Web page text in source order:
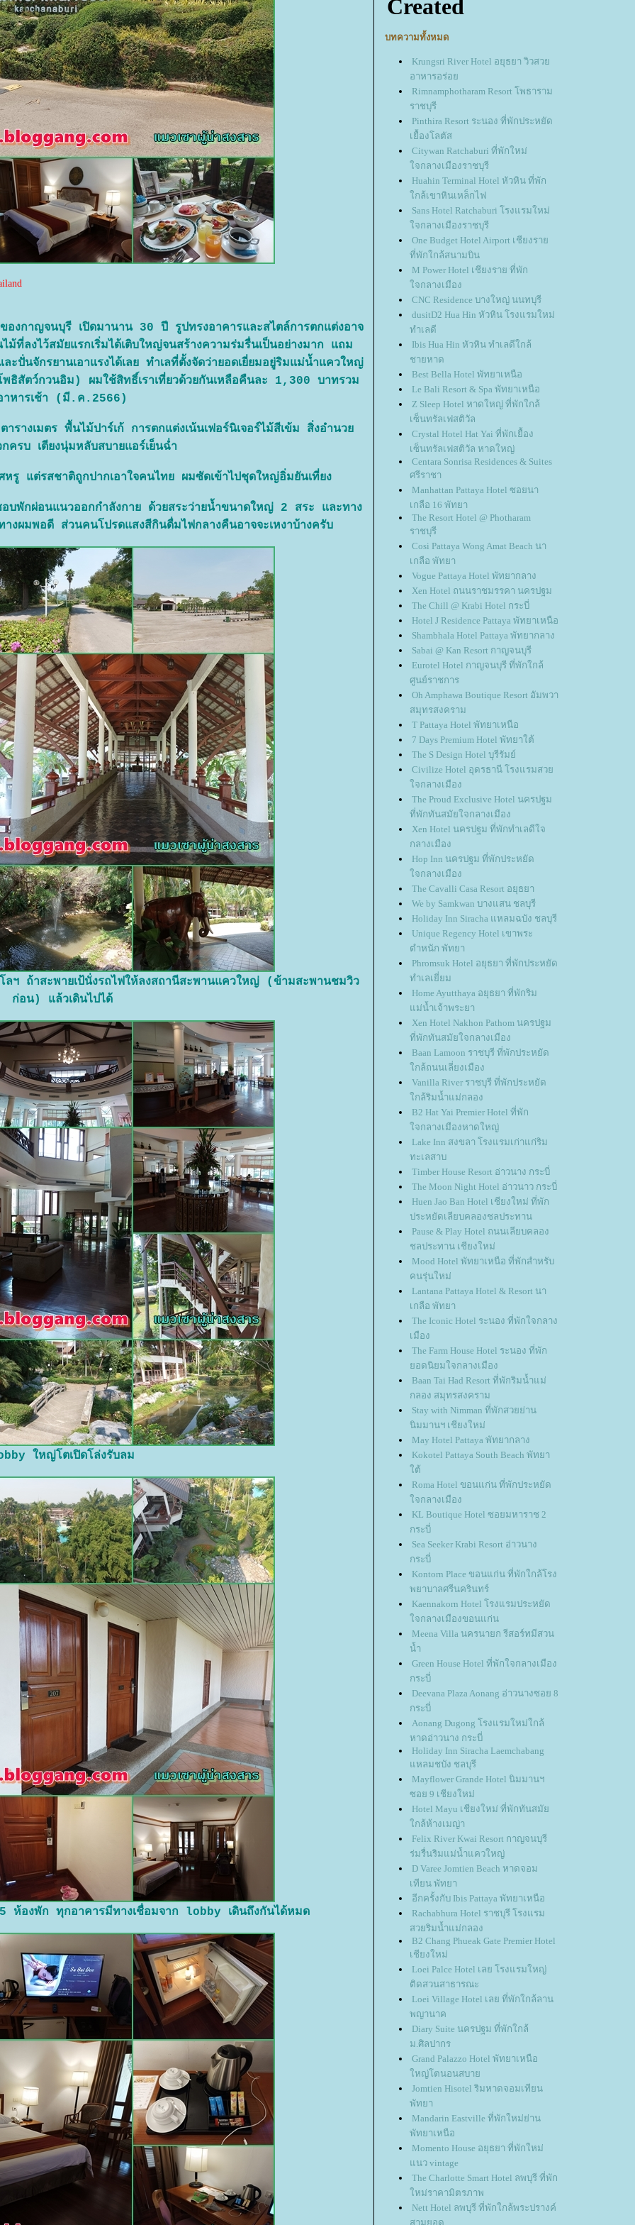
าญจนบุรี เปิดมานาน 30 ปี รูปทรงอาคารและสไตล์การตกแต่งอาจ
ที่ลงไว้สมัยแรกเริ่มได้เติบใหญ่จนสร้างความร่มรื่นเป็นอย่างมาก แถม
ะปั่นจักรยานเอาแรงได้เลย ทำเลที่ตั้งจัดว่ายอดเยี่ยมอยู่ริมแม่น้ำแควใหญ่
สัตว์กวนอิม) ผมใช้สิทธิ์เราเที่ยวด้วยกันเหลือคืนละ 1,300 บาทรวม
าหารเช้า (มี.ค.2566)
เมตร พื้นไม้ปาร์เก้ การตกแต่งเน้นเฟอร์นิเจอร์ไม้สีเข้ม สิ่งอำนว
ครบ เตียงนุ่มหลับสบายแอร์เย็นฉ่ำ
หรู แต่รสชาติถูกปากเอาใจคนไทย ผมซัดเข้าไปชุดใหญ่อิ่มยันเที่ยง
ผ่อนแนวออกกำลังกาย ด้วยสระว่ายน้ำขนาดใหญ่ 2 สระ และทาง
งผมพอดี ส่วนคนโปรดแสงสีกินดื่มไฟกลางคืนอาจจะเหงาบ้างครับ
ฯ ถ้าสะพายเป้นั่งรถไฟให้ลงสถานีสะพานแควใหญ่ (ข้ามสะพานชมวิว
ก่อน) แล้วเดินไปได้
ใหญ่โตเปิดโล่งรับลม
งพัก ทุกอาคารมีทางเชื่อมจาก lobby เดินถึงกันได้หมด
บทความทั้งหมด
Krungsri River Hotel อยุธยา วิวสว
อาหารอร่อ
Rimnamphotharam Resort โพธาราม
ราชบุรี
Pinthira Resort ระนอง ที่พักประหยัด
เยื้องโลตัส
Citywan Ratchaburi ที่พักใหม่
จกลางเมืองราชบุรี
Huahin Terminal Hotel หัวหิน ที่พัก
กล้เขาหินเหล็กไฟ
Sans Hotel Ratchaburi โรงแรมใหม่
จกลางเมืองราชบุรี
One Budget Hotel Airport เชียงรา
ที่พักใกล้สนามบิน
M Power Hotel เชียงราย ที่พัก
จกลางเมือง
CNC Residence บางใหญ่ นนทบุรี
dusitD2 Hua Hin หัวหิน โรงแรมใหม่
ทำเลดี
Ibis Hua Hin หัวหิน ทำเลดีใกล้
ชายหาด
Best Bella Hotel พัทยาเหนือ
Le Bali Resort & Spa พัทยาเหนือ
Z Sleep Hotel หาดใหญ่ ที่พักใกล้
เซ็นทรัลเฟสติวัล
Crystal Hotel Hat Yai ที่พักเยื้อง
เซ็นทรัลเฟสติวัล หาดใหญ่
Centara Sonrisa Residences & Suites
ศรีราชา
Manhattan Pattaya Hotel ซอยนา
เกลือ 16 พัทยา
The Resort Hotel @ Photharam
ราชบุรี
Cosi Pattaya Wong Amat Beach นา
เกลือ พัทยา
Vogue Pattaya Hotel พัทยากลาง
Xen Hotel ถนนราชมรรคา นครปฐม
The Chill @ Krabi Hotel กระบี่
Hotel J Residence Pattaya พัทยาเหนือ
Shambhala Hotel Pattaya พัทยากลาง
Sabai @ Kan Resort กาญจนบุรี
Eurotel Hotel กาญจนบุรี ที่พักใกล้
ศูนย์ราชการ
Oh Amphawa Boutique Resort อัมพวา
สมุทรสงคราม
T Pattaya Hotel พัทยาเหนือ
7 Days Premium Hotel พัทยาใต้
The S Design Hotel บุรีรัมย์
Civilize Hotel อุดรธานี โรงแรมสว
จกลางเมือง
The Proud Exclusive Hotel นครปฐม
ที่พักทันสมัยใจกลางเมือง
Xen Hotel นครปฐม ที่พักทำเลดีใจ
กลางเมือง
Hop Inn นครปฐม ที่พักประหยัด
จกลางเมือง
The Cavalli Casa Resort อยุธยา
We by Samkwan บางแสน ชลบุรี
Holiday Inn Siracha แหลมฉบัง ชลบุรี
Unique Regency Hotel เขาพระ
ตำหนัก พัทยา
Phromsuk Hotel อยุธยา ที่พักประหยัด
ทำเลเยี่ยม
Home Ayutthaya อยุธยา ที่พักริม
ม่น้ำเจ้าพระยา
Xen Hotel Nakhon Pathom นครปฐม
ที่พักทันสมัยใจกลางเมือง
Baan Lamoon ราชบุรี ที่พักประหยัด
กล้ถนนเลี่ยงเมือง
Vanilla River ราชบุรี ที่พักประหยัด
กล้ริมน้ำแม่กลอง
B2 Hat Yai Premier Hotel ที่พัก
จกลางเมืองหาดใหญ่
Lake Inn สงขลา โรงแรมเก่าแก่ริม
ทะเลสาบ
Timber House Resort อ่าวนาง กระบี่
The Moon Night Hotel อ่าวนาว กระบี่
Huen Jao Ban Hotel เชียงใหม่ ที่พัก
ประหยัดเลียบคลองชลประทาน
Pause & Play Hotel ถนนเลียบคลอง
ชลประทาน เชียงใหม่
Mood Hotel พัทยาเหนือ ที่พักสำหรับ
คนรุ่นใหม่
Lantana Pattaya Hotel & Resort นา
เกลือ พัทยา
The Iconic Hotel ระนอง ที่พักใจกลาง
เมือง
The Farm House Hotel ระนอง ที่พัก
อดนิยมใจกลางเมือง
Baan Tai Had Resort ที่พักริมน้ำแม่
กลอง สมุทรสงคราม
Stay with Nimman ที่พักสวยย่าน
นิมมานฯ เชียงใหม่
May Hotel Pattaya พัทยากลาง
Kokotel Pattaya South Beach พัทยา
ต้
Roma Hotel ขอนแก่น ที่พักประหยัด
จกลางเมือง
KL Boutique Hotel ซอยมหาราช 2
กระบี่
Sea Seeker Krabi Resort อ่าวนาง
กระบี่
Kontorn Place ขอนแก่น ที่พักใกล้โรง
พยาบาลศรีนครินทร์
Kaennakorn Hotel โรงแรมประหยัด
จกลางเมืองขอนแก่น
Meena Villa นครนายก รีสอร์ทมีสวน
น้ำ
Green House Hotel ที่พักใจกลางเมือง
กระบี่
Deevana Plaza Aonang อ่าวนางซอย 8
กระบี่
Aonang Dugong โรงแรมใหม่ใกล้
หาดอ่าวนาง กระบี่
Holiday Inn Siracha Laemchabang
หลมชบัง ชลบุรี
Mayflower Grande Hotel นิมมานฯ
ซอย 9 เชียงใหม่
Hotel Mayu เชียงใหม่ ที่พักทันสมั
กล้ห้างเมญ่า
Felix River Kwai Resort กาญจนบุรี
ร่มรื่นริมแม่น้ำแควใหญ่
D Varee Jomtien Beach หาดจอม
เทียน พัทยา
อีกครั้งกับ Ibis Pattaya พัทยาเหนือ
Rachabhura Hotel ราชบุรี โรงแรม
สวยริมน้ำแม่กลอง
B2 Chang Phueak Gate Premier Hotel
เชียงใหม่
Loei Palce Hotel เลย โรงแรมใหญ่
ติดสวนสาธารณะ
Loei Village Hotel เลย ที่พักใกล้ลาน
พญานาค
Diary Suite นครปฐม ที่พักใกล้
ม.ศิลปากร
Grand Palazzo Hotel พัทยาเหนือ
หญ่โตนอนสบา
Jomtien Hisotel ริมหาดจอมเทียน
พัทยา
Mandarin Eastville ที่พักใหม่ย่าน
พัทยาเหนือ
Momento House อยุธยา ที่พักใหม่
นว vintage
The Charlotte Smart Hotel ลพบุรี ที่พัก
หม่ราคามิตรภาพ
Nett Hotel ลพบุรี ที่พักใกล้พระปรางค์
สามยอด